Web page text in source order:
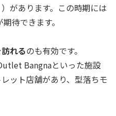
があります。この時期には
待できます。
れるのも有効です。
Bangnaといった施設
ット店舗があり、型落ちモ